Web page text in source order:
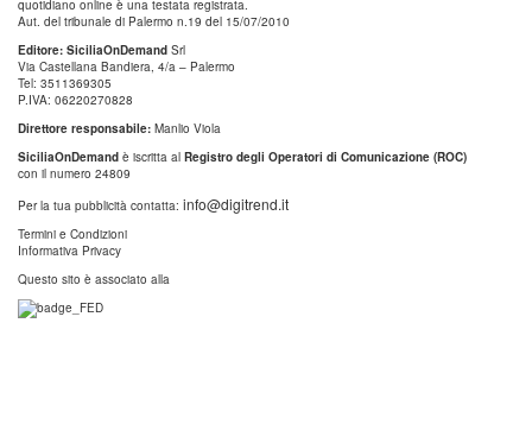
quotidiano online è una testata registrata.
Aut. del tribunale di Palermo n.19 del 15/07/2010
Editore: SiciliaOnDemand Srl
Via Castellana Bandiera, 4/a – Palermo
Tel: 3511369305
P.IVA: 06220270828
Direttore responsabile: Manlio Viola
SiciliaOnDemand è iscritta al Registro degli Operatori di Comunicazione (ROC)
con il numero 24809
Per la tua pubblicità contatta: info@digitrend.it
Termini e Condizioni
Informativa Privacy
Questo sito è associato alla